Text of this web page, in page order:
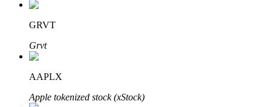
Aprenda a apostar
Aprenda como ganhar renda passiva
Bitrue
GRVT
Grvt
AAPLX
Apple tokenized stock (xStock)